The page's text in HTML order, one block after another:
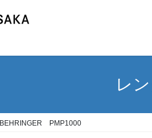
レ
BEHRINGER PMP1000